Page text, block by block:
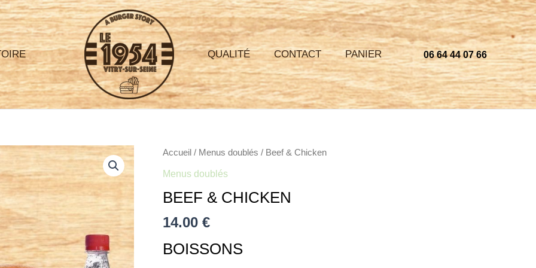
QUALITÉ CONTACT PANIER 06 64 44 07 66
Accueil / Menus doublés / Beef & Chicken
Menus doublés
BEEF & CHICKEN
14.00 €
BOISSONS
quantité
&